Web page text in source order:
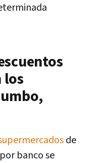
los
de
banco se